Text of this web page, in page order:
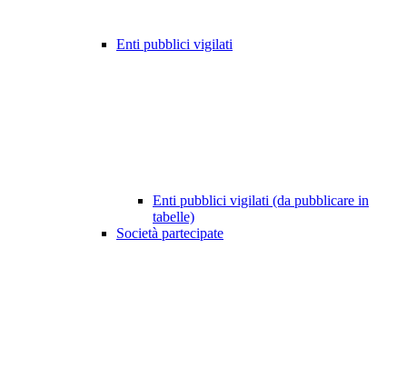
Enti pubblici vigilati
Enti pubblici vigilati (da pubblicare in
tabelle)
Società partecipate